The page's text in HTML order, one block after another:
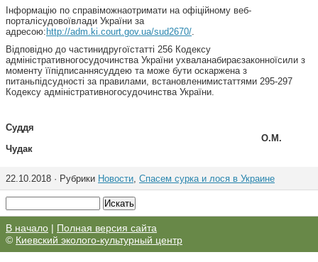
Інформацію по справіможнаотримати на офіційному веб-
порталісудовоївлади України за
адресою: http://adm.ki.court.gov.ua/sud2670/.
Відповідно до частинидругоїстатті 256 Кодексу
адміністративногосудочинства України ухваланабираєзаконноїсили з
моменту їїпідписаннясуддею та може бути оскаржена з
питаньпідсудності за правилами, встановленимистаттями 295-297
Кодексу адміністративногосудочинства України.
Суддя
О.М.
Чудак
22.10.2018 · Рубрики Новости, Спасем сурка и лося в Украине
В начало | Полная версия сайта
© Киевский эколого-культурный центр